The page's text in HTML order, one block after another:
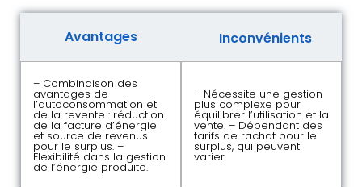
Avantages Inconvénients
– Combinaison des
avantages de
l’autoconsommation et
de la revente : réduction
de la facture d’énergie
et source de revenus
pour le surplus. –
Flexibilité dans la gestion
de l’énergie produite.
– Nécessite une gestion
plus complexe pour
équilibrer l’utilisation et la
vente. – Dépendant des
tarifs de rachat pour le
surplus, qui peuvent
varier.